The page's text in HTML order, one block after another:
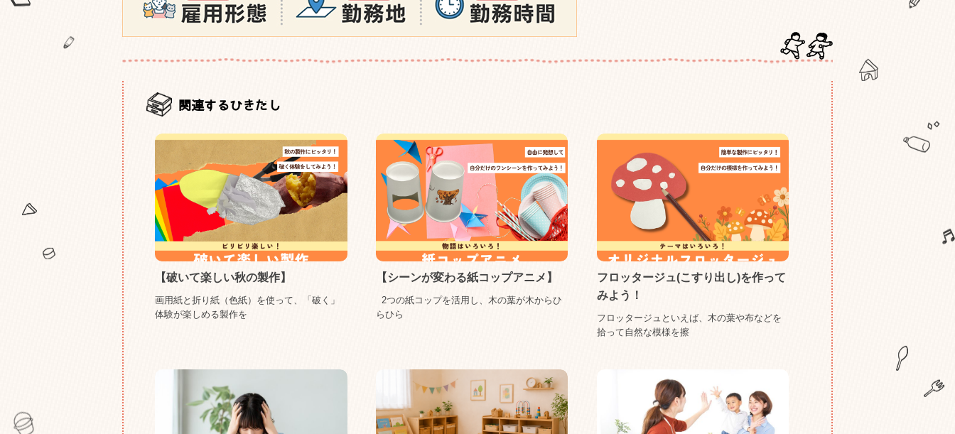
関連するひきだし
【破いて楽しい秋の製作】
画用紙と折り紙（色紙）を使って、「破く」
体験が楽しめる製作を
【シーンが変わる紙コップアニメ】
2つの紙コップを活用し、木の葉が木からひ
らひら
フロッタージュ(こすり出し)を作って
みよう！
フロッタージュといえば、木の葉や布などを
拾って自然な模様を擦